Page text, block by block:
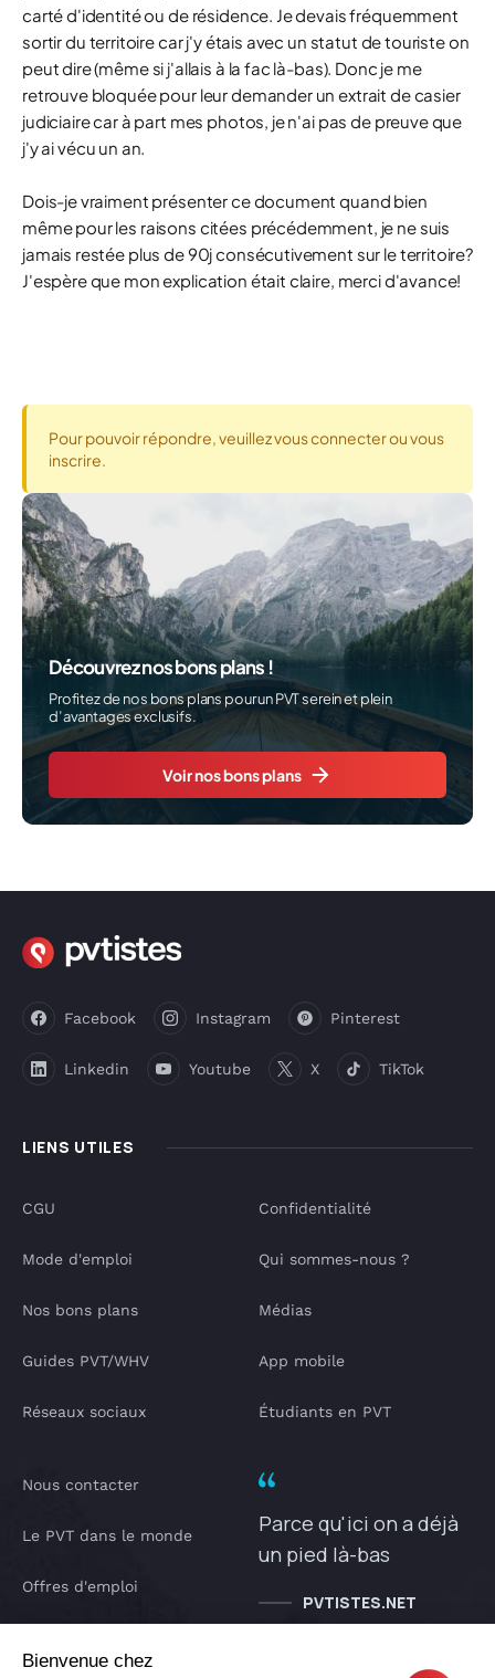
carté d'identité ou de résidence. Je devais fréquemment
sortir du territoire car j'y étais avec un statut de touriste on
peut dire (même si j'allais à la fac là-bas). Donc je me
retrouve bloquée pour leur demander un extrait de casier
judiciaire car à part mes photos, je n'ai pas de preuve que
j'y ai vécu un an.
Dois-je vraiment présenter ce document quand bien
même pour les raisons citées précédemment, je ne suis
jamais restée plus de 90j consécutivement sur le territoire?
J'espère que mon explication était claire, merci d'avance!
Pour pouvoir répondre, veuillez vous connecter ou vous
inscrire.
Découvrez nos bons plans !
Profitez de nos bons plans pour un PVT serein et plein
d’avantages exclusifs.
Voir nos bons plans
LIENS UTILES
Facebook Instagram Pinterest
Linkedin Youtube X TikTok
CGU
Mode d'emploi
Nos bons plans
Guides PVT/WHV
Réseaux sociaux
Confidentialité
Qui sommes-nous ?
Médias
App mobile
Étudiants en PVT
Nous contacter
Le PVT dans le monde
Offres d'emploi
Parce qu'ici on a déjà
un pied là-bas
PVTISTES.NET
Bienvenue chez